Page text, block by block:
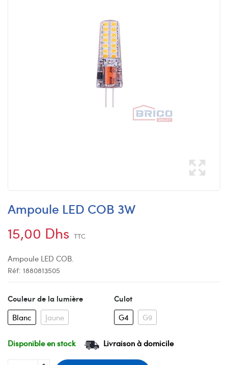
Ampoule LED COB 3W
15,00 Dhs TTC
Ampoule LED COB.
Réf: 1880813505
Couleur de la lumière
Blanc Jaune
Culot
G4 G9
Disponible en stock Livraison à domicile